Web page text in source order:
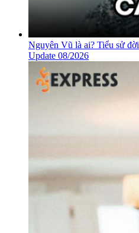
Nguyên Vũ là ai? Tiểu sử
Update 08/2026